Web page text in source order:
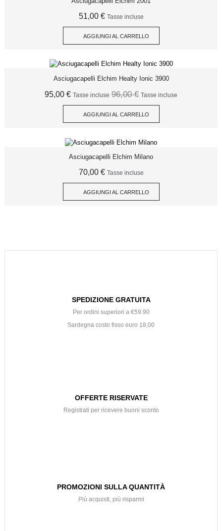
51,00 € Tasse incluse
AGGIUNGI AL CARRELLO
Asciugacapelli Elchim Healty Ionic 3900
95,00 € Tasse incluse 96,00 € Tasse incluse
AGGIUNGI AL CARRELLO
Asciugacapelli Elchim Milano
70,00 € Tasse incluse
AGGIUNGI AL CARRELLO
SPEDIZIONE GRATUITA
Per ordini superiori a €59.90
Sardegna costo fisso euro 18,00
OFFERTE RISERVATE
Registrati per ricevere buoni sconto
PROMOZIONI SULLA QUANTITÀ
Più acquisti, più risparmi